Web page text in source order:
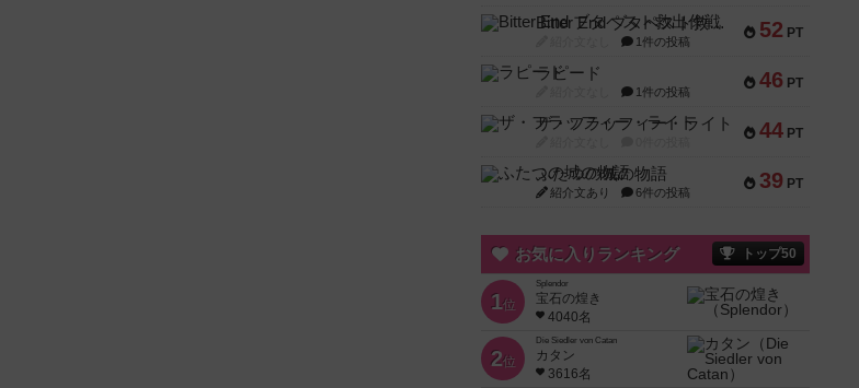
52 PT
Bitter End ブタペスト救出作戦
1件の投稿
46 PT
ラピード
1件の投稿
44 PT
ザ・フラッフィー・ライト
39 PT
ふたつの城の物語
紹介文あり 6件の投稿
お気に入りランキング トップ50
1位
Splendor
宝石の煌き
4040名
2位
Die Siedler von Catan
カタン
3616名